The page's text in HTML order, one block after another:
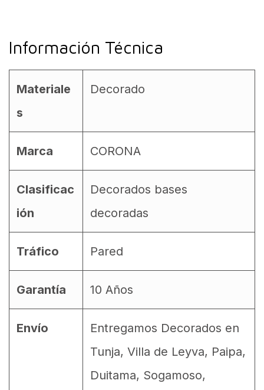
Información Técnica
Materiale
s
Decorado
Marca CORONA
Clasificac
ión
Decorados bases
decoradas
Tráfico Pared
Garantía 10 Años
Envío
Entregamos Decorados en
Tunja, Villa de Leyva, Paipa,
Duitama, Sogamoso,